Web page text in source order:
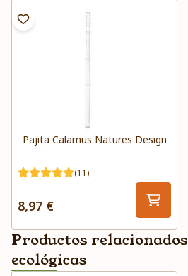
Pajita Calamus Natures Design
(11)
8,97 €
Productos
ecológicas